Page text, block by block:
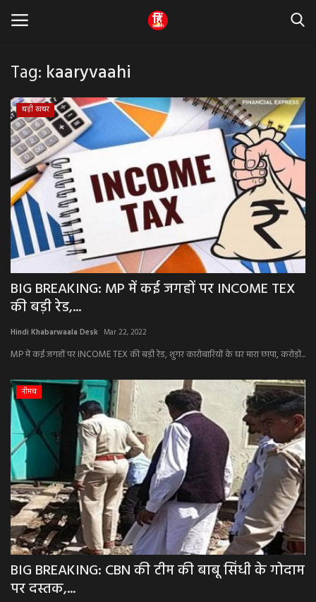
Home
धर्म & ज्योतिष
बड़ी खबर
मध्यप्रदेश
राजस्थान
व्यापार व्यवसाय
राजनीती
अपराध
मनोरंजन
खेल
एजुकेशन & करियर
हेल्थ & लाइफ स्टाइल
वीडियो
Gallery
Tag: kaaryvaahi
बड़ी खबर
BIG BREAKING: MP में कई जगहों पर INCOME TEX
की बड़ी रेड,...
Hindi Khabarwaala Desk Mar 22, 2022
MP में कई जगहों पर INCOME TEX की बड़ी रेड, शुगर कारोबारियों के घर मारा छापा, करोड़ों...
नीमच
BIG BREAKING: CBN की टीम की बाबू सिंधी के गोदाम
पर दस्तक,...